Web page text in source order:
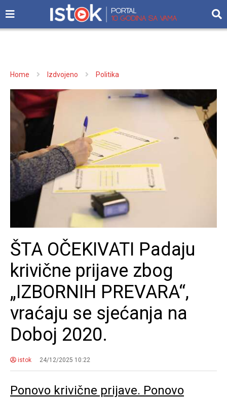
Home Izdvojeno Politika
ŠTA OČEKIVATI Padaju
krivične prijave zbog
„IZBORNIH PREVARA“,
vraćaju se sjećanja na
Doboj 2020.
istok 24/12/2025 10:22
Ponovo krivične prijave. Ponovo